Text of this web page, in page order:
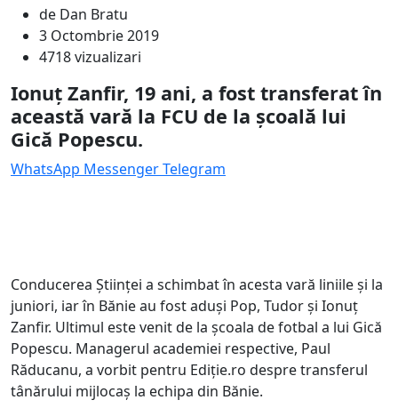
de Dan Bratu
3 Octombrie 2019
4718 vizualizari
Ionuț Zanfir, 19 ani, a fost transferat în
această vară la FCU de la școală lui
Gică Popescu.
WhatsApp MessengerTelegram
Conducerea Științei a schimbat în acesta vară liniile și la
juniori, iar în Bănie au fost aduși Pop, Tudor și Ionuț
Zanfir. Ultimul este venit de la școala de fotbal a lui Gică
Popescu. Managerul academiei respective, Paul
Răducanu, a vorbit pentru Ediție.ro despre transferul
tânărului mijlocaș la echipa din Bănie.